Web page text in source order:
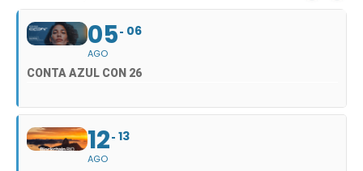
05
AGO
06
CONTA AZUL CON 26
12
AGO
13